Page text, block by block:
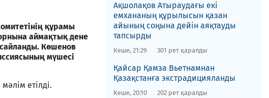
құрамы
аймақтық дене
Көшенов
мүшесі
етілді.
Ақшолақов Атыраудағы екі
емхананың құрылысын қазан
айының соңына дейін аяқтауды
тапсырды
Кеше, 21:29 301 рет қаралды
​Қайсар Қамза Вьетнамнан
Қазақстанға экстрадицияланды
Кеше, 20:10 202 рет қаралды